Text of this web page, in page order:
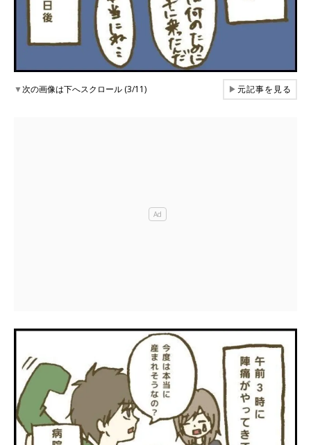
▼次の画像は下へスクロール (3/11) ▶元記事を見る